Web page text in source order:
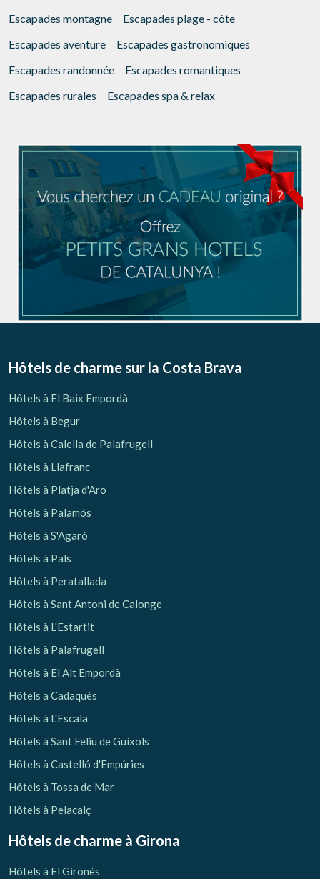
Vérifier le code de réservation
Escapades montagne
Escapades plage - côte
Escapades aventure
Escapades gastronomiques
Escapades randonnée
Escapades romantiques
Escapades rurales
Escapades spa & relax
Hôtels de charme sur la Costa Brava
Hôtels à El Baix Empordà
Hôtels à Begur
Hôtels à Calella de Palafrugell
Hôtels à Llafranc
Hôtels à Platja d'Aro
Hôtels à Palamós
Hôtels à S'Agaró
Hôtels à Pals
Hôtels à Peratallada
Hôtels à Sant Antoni de Calonge
Hôtels à L'Estartit
Hôtels à Palafrugell
Hôtels à El Alt Empordà
Hôtels a Cadaqués
Hôtels à L'Escala
Hôtels à Sant Feliu de Guíxols
Hôtels à Castelló d'Empúries
Hôtels à Tossa de Mar
Hôtels à Pelacalç
Hôtels de charme à Girona
Hôtels à El Gironès